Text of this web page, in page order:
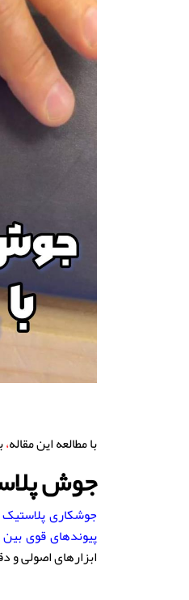
با مطالعه این مقاله،
جوش
جوشکاری
پیوندهای قوی
ابزارهای اصولی و